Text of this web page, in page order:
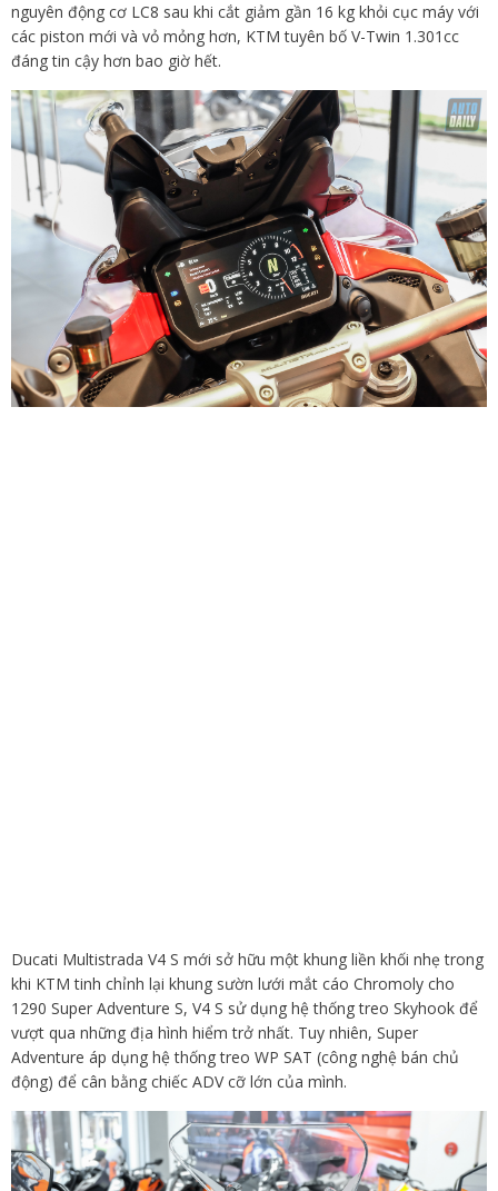
nguyên động cơ LC8 sau khi cắt giảm gần 16 kg khỏi cục máy với
các piston mới và vỏ mỏng hơn, KTM tuyên bố V-Twin 1.301cc
đáng tin cậy hơn bao giờ hết.
Ducati Multistrada V4 S mới sở hữu một khung liền khối nhẹ trong
khi KTM tinh chỉnh lại khung sườn lưới mắt cáo Chromoly cho
1290 Super Adventure S, V4 S sử dụng hệ thống treo Skyhook để
vượt qua những địa hình hiểm trở nhất. Tuy nhiên, Super
Adventure áp dụng hệ thống treo WP SAT (công nghệ bán chủ
động) để cân bằng chiếc ADV cỡ lớn của mình.